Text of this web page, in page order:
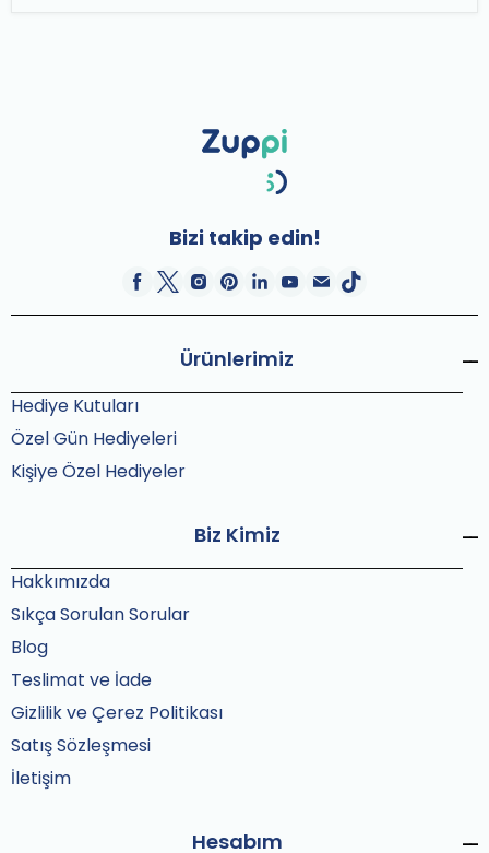
Bizi takip edin!
Ürünlerimiz
Hediye Kutuları
Özel Gün Hediyeleri
Kişiye Özel Hediyeler
Biz Kimiz
Hakkımızda
Sıkça Sorulan Sorular
Blog
Teslimat ve İade
Gizlilik ve Çerez Politikası
Satış Sözleşmesi
İletişim
Hesabım